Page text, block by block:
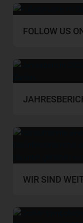
FOLLOW US
WIR SIND